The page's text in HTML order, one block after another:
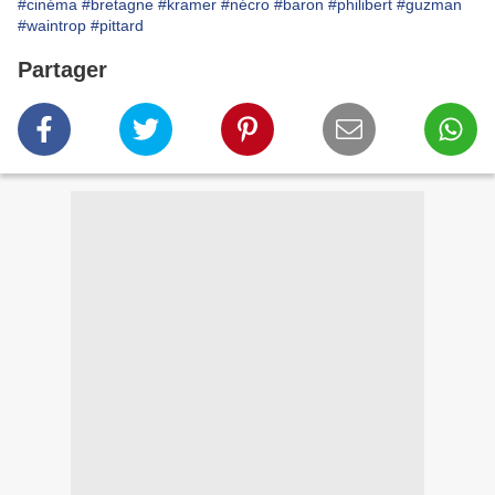
#cinéma #bretagne #kramer #nécro #baron #philibert #guzman
#waintrop #pittard
Partager